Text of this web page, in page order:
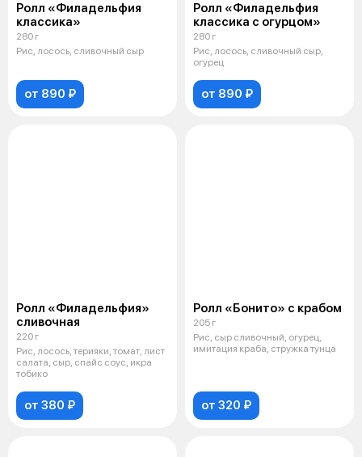
Ролл «Филадельфия
классика»
280 г
Рис, лосось, сливочный сыр
от 890 ₽
Ролл «Филадельфия
классика с огурцом»
280 г
Рис, лосось, сливочный сыр,
огурец
от 890 ₽
Ролл «Филадельфия»
сливочная
220 г
Рис, лосось, терияки, томат, лист
салата, сыр, спайс соус, икра
тобико
от 380 ₽
Ролл «Бонито» с крабом
205 г
Рис, сыр сливочный, огурец,
имитация краба, стружка тунца
от 320 ₽